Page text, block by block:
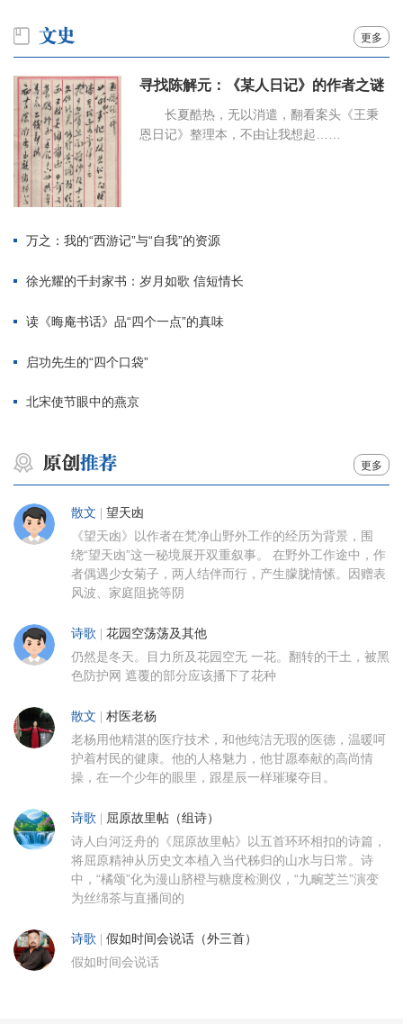
更多
寻找陈解元：《某人日记》的作者之谜
长夏酷热，无以消遣，翻看案头《王秉
恩日记》整理本，不由让我想起……
万之：我的“西游记”与“自我”的资源
徐光耀的千封家书：岁月如歌 信短情长
读《晦庵书话》品“四个一点”的真味
启功先生的“四个口袋”
北宋使节眼中的燕京
更多
散文 | 望天凼
《望天凼》以作者在梵净山野外工作的经历为背景，围
绕“望天凼”这一秘境展开双重叙事。 在野外工作途中，作
者偶遇少女菊子，两人结伴而行，产生朦胧情愫。因赠表
风波、家庭阻挠等阴
诗歌 | 花园空荡荡及其他
仍然是冬天。目力所及花园空无 一花。翻转的干土，被黑
色防护网 遮覆的部分应该播下了花种
散文 | 村医老杨
老杨用他精湛的医疗技术，和他纯洁无瑕的医德，温暖呵
护着村民的健康。他的人格魅力，他甘愿奉献的高尚情
操，在一个少年的眼里，跟星辰一样璀璨夺目。
诗歌 | 屈原故里帖（组诗）
诗人白河泛舟的《屈原故里帖》以五首环环相扣的诗篇，
将屈原精神从历史文本植入当代秭归的山水与日常。诗
中，“橘颂”化为漫山脐橙与糖度检测仪，“九畹芝兰”演变
为丝绵茶与直播间的
诗歌 | 假如时间会说话（外三首）
假如时间会说话